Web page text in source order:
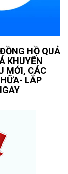
HỒ QUẢ
KHUYẾN
MỚI, CÁC
LẮP